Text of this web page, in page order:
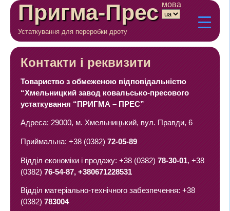
Пригма-Прес
Устаткування для переробки дроту
мова
Контакти і реквизити
Товариство з обмеженою відповідальністю
“Хмельницкий завод ковальсько-пресового
устаткування “ПРИГМА – ПРЕС”
Адреса: 29000, м. Хмельницький, вул. Правди, 6
Приймальна: +38 (0382) 72-05-89
Відділ економіки і продажу: +38 (0382) 78-30-01, +38
(0382) 76-54-87, +380671228531
Відділ матеріально-технічного забезпечення: +38
(0382) 783004